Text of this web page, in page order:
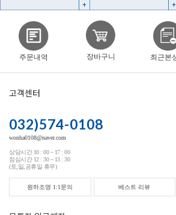
주문내역 장바구니 최근본
고객센터
032)574-0108
wonha0108@naver.com
상담시간 10 : 00 ~ 17 : 00
점심시간 12 : 30 ~ 13 : 30
(토,일,공휴일 휴무)
원하조명 1:1문의 베스트 리뷰